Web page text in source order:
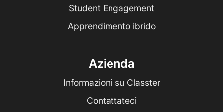
Student Engagement
Apprendimento ibrido
Azienda
Informazioni su Classter
Contattateci